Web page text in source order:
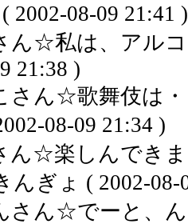
2002-08-09 21:41 )
ん☆私は、アル
21:38 )
さん☆歌舞伎は
08-09 21:34 )
ん☆楽しんでき
んぎょ ( 2002-08-
さん☆でーと、